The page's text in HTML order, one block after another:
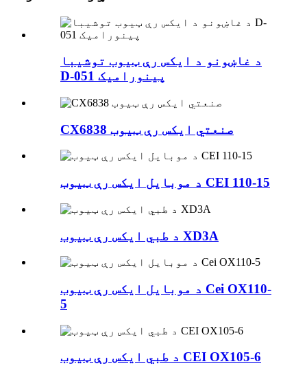
د غاښونو د ایکس رې ټیوب توشیبا
D-051 پینورامیک
CX6838 صنعتي ایکس رې ټیوب
د موبایل ایکس رې ټیوب CEI 110-15
د طبي ایکس رې ټیوب XD3A
د موبایل ایکس رې ټیوب Cei OX110-
5
د طبي ایکس رې ټیوب CEI OX105-6